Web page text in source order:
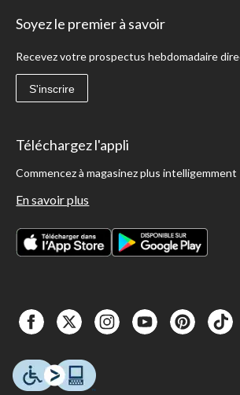
Soyez le premier à savoir
Recevez votre prospectus hebdomadaire
S'inscrire
Téléchargez l'appli
Commencez à magasinez plus intelligemment
En savoir plus